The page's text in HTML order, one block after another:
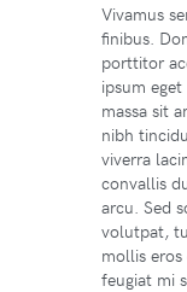
Vivamus
finibus.
porttitor
ipsum
massa sit
nibh
viverra
convallis
arcu. Sed
volutpat,
mollis
feugiat mi